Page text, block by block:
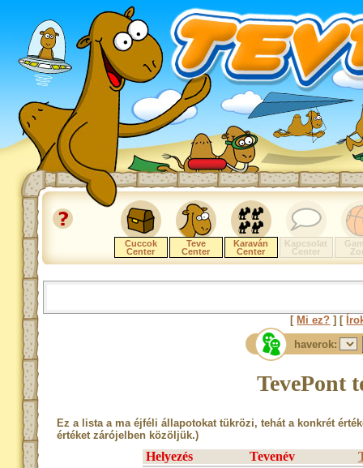
Cuccok
Center
Teve
Center
Karaván
Center
Kapcsolat
Center
[ Mi ez? ] [
haverok:
TevePont
Ez a lista a ma éjféli állapotokat tükrözi, tehát a konkrét
értéket zárójelben közöljük.)
Helyezés Tevenév